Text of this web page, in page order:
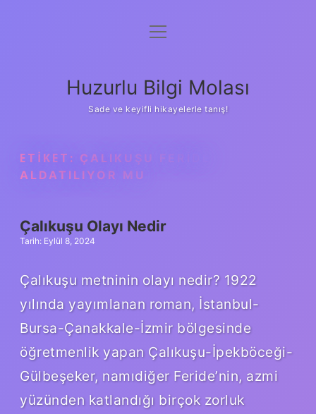
Anasayfa
Yasal Uyarı
menüyü
Huzurlu Bilgi Molası
Sade ve keyifli hikayelerle tanış!
ETIKET: ÇALIKUŞU FERIDE
ALDATILIYOR MU
Çalıkuşu Olayı Nedir
Tarih: Eylül 8, 2024
Çalıkuşu metninin olayı nedir? 1922
yılında yayımlanan roman, İstanbul-
Bursa-Çanakkale-İzmir bölgesinde
öğretmenlik yapan Çalıkuşu-İpekböceği-
Gülbeşeker, namıdiğer Feride’nin, azmi
yüzünden katlandığı birçok zorluk